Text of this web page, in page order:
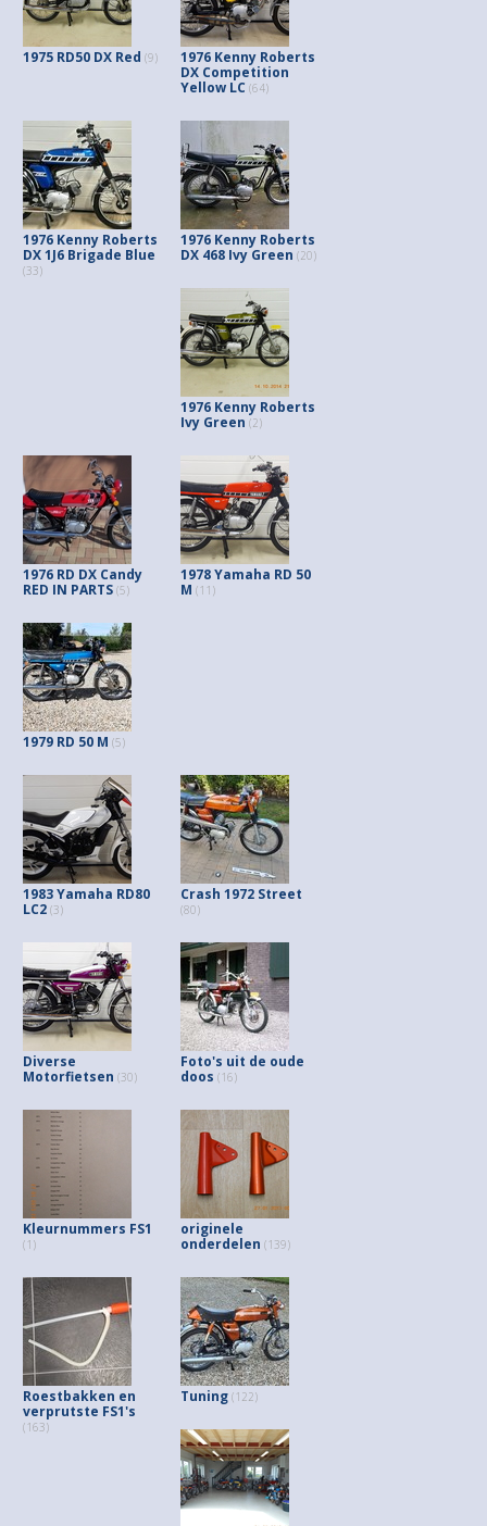
1975 RD50 DX Red (9)
1976 Kenny Roberts
DX Competition
Yellow LC (64)
1976 Kenny Roberts
DX 1J6 Brigade Blue
(33)
1976 Kenny Roberts
DX 468 Ivy Green (20)
1976 Kenny Roberts
Ivy Green (2)
1976 RD DX Candy
RED IN PARTS (5)
1978 Yamaha RD 50
M (11)
1979 RD 50 M (5)
1983 Yamaha RD80
LC2 (3)
Crash 1972 Street
(80)
Diverse
Motorfietsen (30)
Foto's uit de oude
doos (16)
Kleurnummers FS1
(1)
originele
onderdelen (139)
Roestbakken en
verprutste FS1's
(163)
Tuning (122)